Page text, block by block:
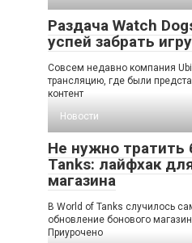
Раздача Watch
успей забрать игру
Совсем недавно компания
трансляцию, где были
контент
Новости
Не нужно тратить
Tanks: лайфхак
магазина
В World of Tanks случилось
обновление бонового
Приурочено